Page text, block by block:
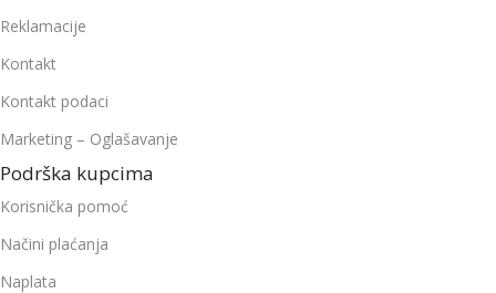
Reklamacije
Kontakt
Kontakt podaci
Marketing – Oglašavanje
Podrška kupcima
Korisnička pomoć
Načini plaćanja
Naplata